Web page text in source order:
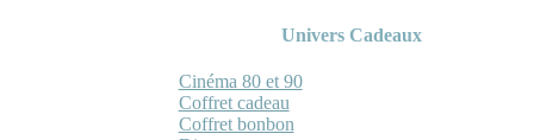
Univers Cadeaux
Cinéma 80 et 90
Coffret cadeau
Coffret bonbon